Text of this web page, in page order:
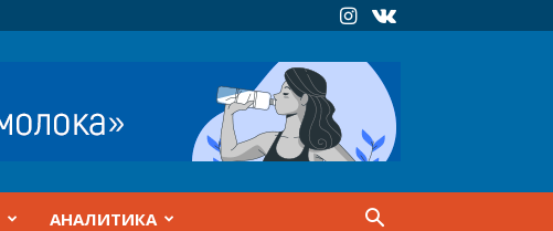
АНАЛИТИКА